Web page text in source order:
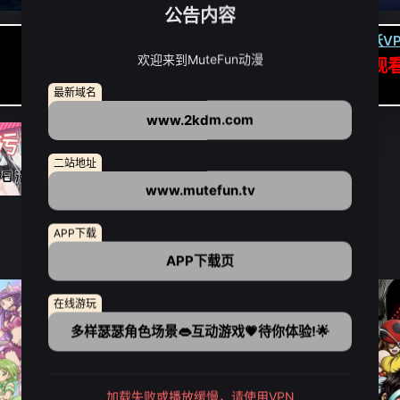
下载虎跃
APP高速专线可前往APP观
公告内容
欢迎来到MuteFun动漫
最新域名
www.2kdm.com
二站地址
www.mutefun.tv
APP下载
APP下载页
在线游玩
多样瑟瑟角色场景👄互动游戏💗待你体验!🌟
加载失败或播放缓慢，请使用VPN